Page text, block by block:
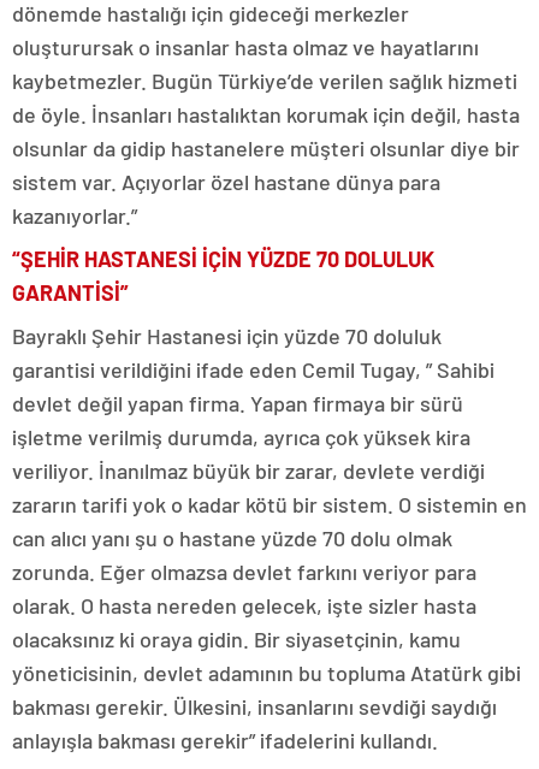
dönemde hastalığı için gideceği merkezler
oluşturursak o insanlar hasta olmaz ve hayatlarını
kaybetmezler. Bugün Türkiye’de verilen sağlık hizmeti
de öyle. İnsanları hastalıktan korumak için değil, hasta
olsunlar da gidip hastanelere müşteri olsunlar diye bir
sistem var. Açıyorlar özel hastane dünya para
kazanıyorlar.”
“ŞEHİR HASTANESİ İÇİN YÜZDE 70 DOLULUK
GARANTİSİ”
Bayraklı Şehir Hastanesi için yüzde 70 doluluk
garantisi verildiğini ifade eden Cemil Tugay, ” Sahibi
devlet değil yapan firma. Yapan firmaya bir sürü
işletme verilmiş durumda, ayrıca çok yüksek kira
veriliyor. İnanılmaz büyük bir zarar, devlete verdiği
zararın tarifi yok o kadar kötü bir sistem. O sistemin en
can alıcı yanı şu o hastane yüzde 70 dolu olmak
zorunda. Eğer olmazsa devlet farkını veriyor para
olarak. O hasta nereden gelecek, işte sizler hasta
olacaksınız ki oraya gidin. Bir siyasetçinin, kamu
yöneticisinin, devlet adamının bu topluma Atatürk gibi
bakması gerekir. Ülkesini, insanlarını sevdiği saydığı
anlayışla bakması gerekir” ifadelerini kullandı.